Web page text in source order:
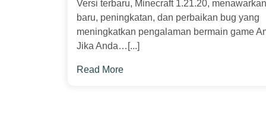
Versi terbaru, Minecraft 1.21.20,
baru, peningkatan, dan perbaikan bug yang
meningkatkan pengalaman bermain game
Jika Anda…[...]
Read More